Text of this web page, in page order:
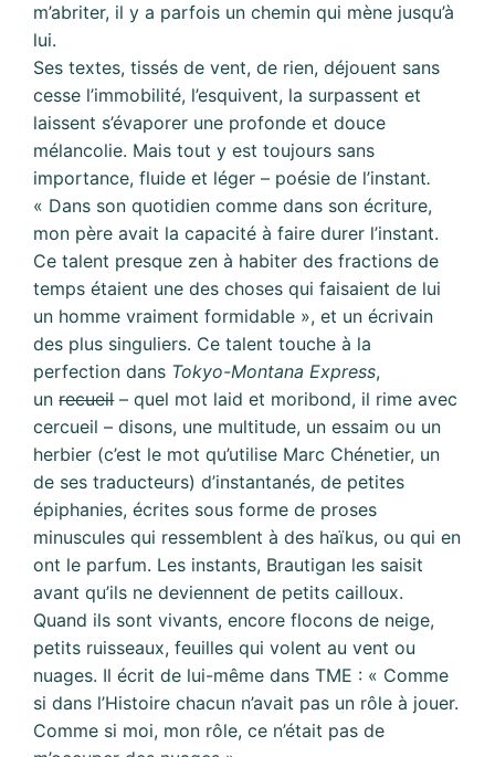
m’abriter, il y a parfois un chemin qui mène jusqu’à
lui.
Ses textes, tissés de vent, de rien, déjouent sans
cesse l’immobilité, l’esquivent, la surpassent et
laissent s’évaporer une profonde et douce
mélancolie. Mais tout y est toujours sans
importance, fluide et léger – poésie de l’instant.
« Dans son quotidien comme dans son écriture,
mon père avait la capacité à faire durer l’instant.
Ce talent presque zen à habiter des fractions de
temps étaient une des choses qui faisaient de lui
un homme vraiment formidable », et un écrivain
des plus singuliers. Ce talent touche à la
perfection dans Tokyo-Montana Express,
unrecueil– quel mot laid et moribond, il rime avec
cercueil – disons, une multitude, un essaim ou un
herbier (c’est le mot qu’utilise Marc Chénetier, un
de ses traducteurs) d’instantanés, de petites
épiphanies, écrites sous forme de proses
minuscules qui ressemblent à des haïkus, ou qui en
ont le parfum. Les instants, Brautigan les saisit
avant qu’ils ne deviennent de petits cailloux.
Quand ils sont vivants, encore flocons de neige,
petits ruisseaux, feuilles qui volent au vent ou
nuages. Il écrit de lui-même dans TME : « Comme
si dans l’Histoire chacun n’avait pas un rôle à jouer.
Comme si moi, mon rôle, ce n’était pas de